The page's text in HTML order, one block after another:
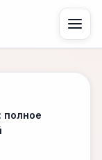
полное